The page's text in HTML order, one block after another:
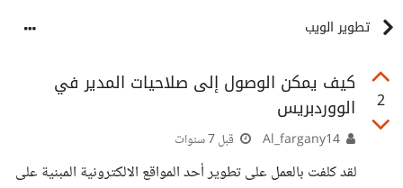
تطوير الويب
2
كيف يمكن الوصول إلى صلاحيات المدير في
الووردبريس
قبل 7 سنوات
لقد كلفت بالعمل على تطوير أحد المواقع الالكترونية المبنية على